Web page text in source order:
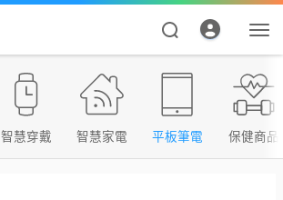
智慧穿戴 智慧家電 平板筆電 保健商品